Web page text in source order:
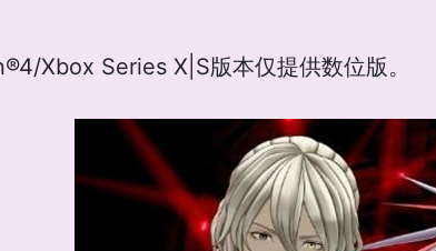
Xbox Series X|S版本仅提供数位版。